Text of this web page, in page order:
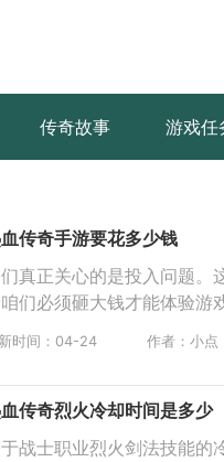
传奇故事 游戏任
传奇手游要花多少钱
真正关心的是投入问题。
们必须砸大钱才能体验游
时间：04-24 作者：小点
传奇烈火冷却时间是多少
战士职业烈火剑法技能的